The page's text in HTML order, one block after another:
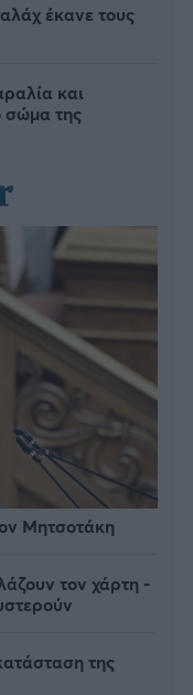
έκανε τους
και
σώμα της
Μητσοτάκη
τον χάρτη -
της